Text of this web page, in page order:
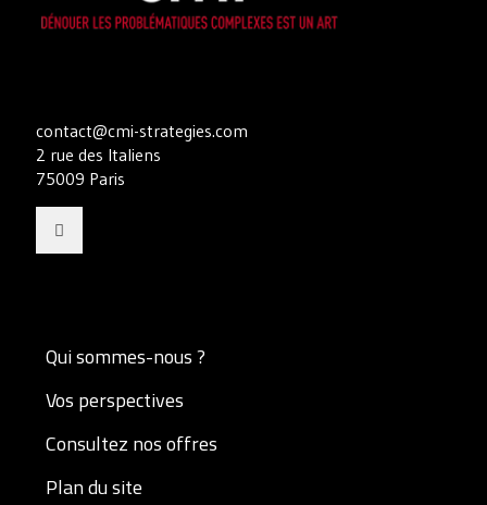
contact@cmi-strategies.com
2 rue des Italiens
75009 Paris
Qui sommes-nous ?
Vos perspectives
Consultez nos offres
Plan du site